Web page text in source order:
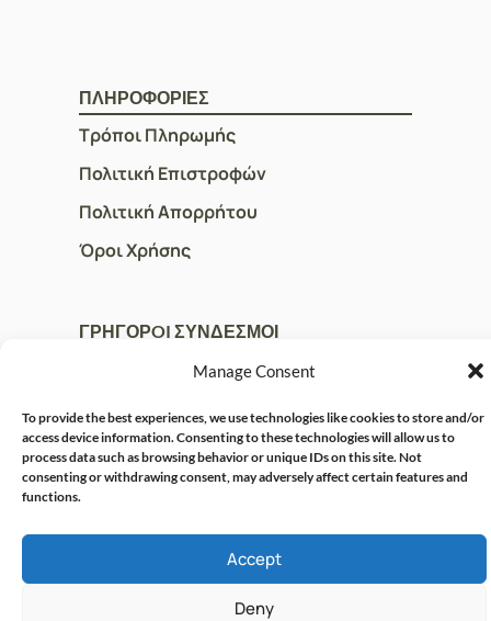
Manage Consent
To provide the best experiences, we use technologies like cookies to store and/or
access device information. Consenting to these technologies will allow us to
process data such as browsing behavior or unique IDs on this site. Not
consenting or withdrawing consent, may adversely affect certain features and
functions.
Accept
Deny
ΠΛΗΡΟΦΟΡΙΕΣ
Τρόποι Πληρωμής
Πολιτική Επιστροφών
Πολιτική Απορρήτου
Όροι Χρήσης
ΓΡΗΓΟΡOI ΣΥΝΔΕΣΜΟΙ
Ο Λογαριασμός μου
Η Ομάδα μας
Επικοινωνία
SOLVIT I.T. SOLUTIONS &